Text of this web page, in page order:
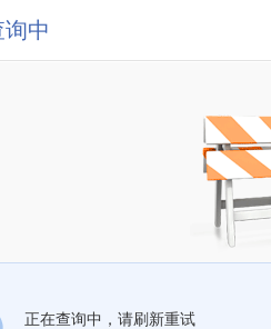
中
正在查询中，请刷新重试